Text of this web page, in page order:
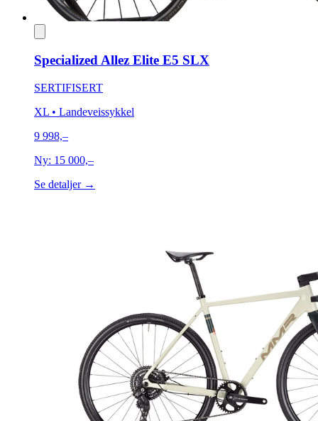
Specialized Allez Elite E5 SLX
SERTIFISERT
XL • Landeveissykkel
9 998,–
Ny: 15 000,–
Se detaljer →